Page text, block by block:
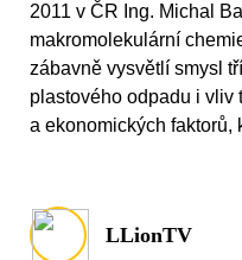
2011 v ČR Ing. Michal
makromolekulární
zábavně vysvětlí smysl
plastového odpadu i vliv
a ekonomických faktorů,
LLionTV